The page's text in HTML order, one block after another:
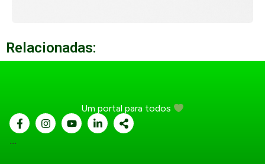
Relacionadas:
Um portal para todos
...